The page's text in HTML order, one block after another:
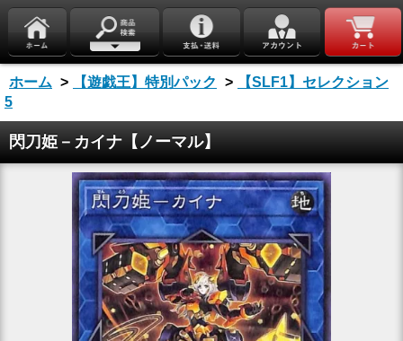
ホーム > 【遊戯王】特別パック >
【SLF1】セレクション
5
閃刀姫－カイナ【ノーマル】